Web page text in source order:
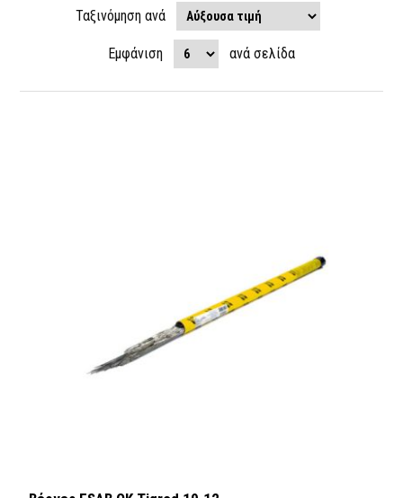
Ταξινόμηση ανά
Εμφάνιση ανά σελίδα